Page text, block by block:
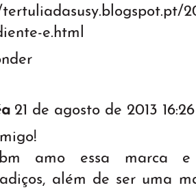
e.html
21 de agosto de 2013 16:26
amo essa marca
além de ser uma